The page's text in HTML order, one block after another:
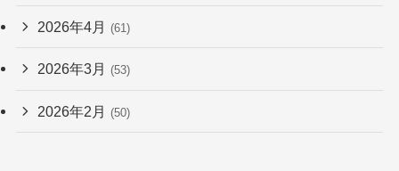
2026年4月 (61)
2026年3月 (53)
2026年2月 (50)